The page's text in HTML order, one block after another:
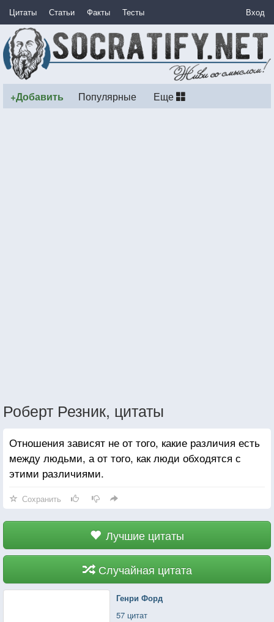
Цитаты Статьи Факты Тесты Вход
+Добавить Популярные Еще
Роберт Резник, цитаты
Отношения зависят не от того, какие различия есть
между людьми, а от того, как люди обходятся с
этими различиями.
Сохранить
Лучшие цитаты
Случайная цитата
Генри Форд
57 цитат